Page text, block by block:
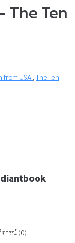
The Ten
from USA., The Ten
ารณ์ (0)